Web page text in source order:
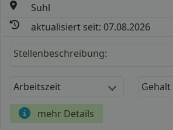
Suhl
aktualisiert seit: 07.08.2026
Stellenbeschreibung:
Arbeitszeit Gehalt
mehr Details